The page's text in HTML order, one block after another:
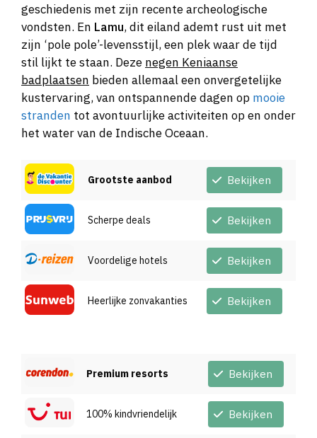
geschiedenis met zijn recente archeologische
vondsten. En Lamu, dit eiland ademt rust uit met
zijn ‘pole pole’-levensstijl, een plek waar de tijd
stil lijkt te staan. Deze negen Keniaanse
badplaatsen bieden allemaal een onvergetelijke
kustervaring, van ontspannende dagen op mooie
stranden tot avontuurlijke activiteiten op en onder
het water van de Indische Oceaan.
Grootste aanbod Bekijken
Scherpe deals Bekijken
Voordelige hotels Bekijken
Heerlijke zonvakanties Bekijken
Premium resorts Bekijken
100% kindvriendelijk Bekijken